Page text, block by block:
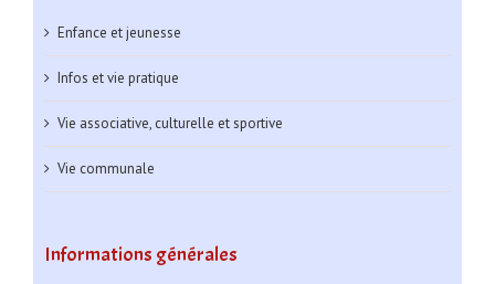
Enfance et jeunesse
Infos et vie pratique
Vie associative, culturelle et sportive
Vie communale
Informations générales